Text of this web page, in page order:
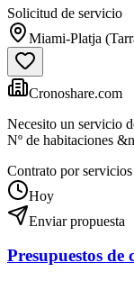
Solicitud de servicio
Miami-Platja
Cronoshare.com
Necesito un servicio
Nº de habitaciones &n
Contrato por servicios
Hoy
Enviar propuesta
Presupuestos de